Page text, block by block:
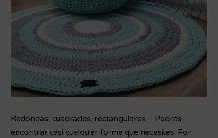
Redondas, cuadradas, rectangulares… Podrás
encontrar casi cualquier forma que necesites. Por